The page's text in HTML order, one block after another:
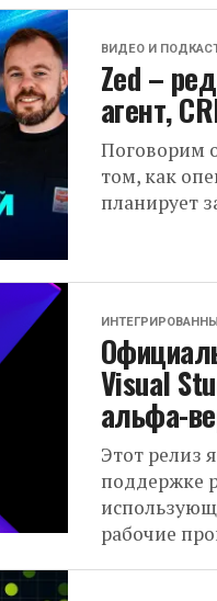
ВИДЕО И
Zed –
агент,
Поговорим
том, как
планирует
Visual
альфа-
Этот релиз
поддержке
рабочие